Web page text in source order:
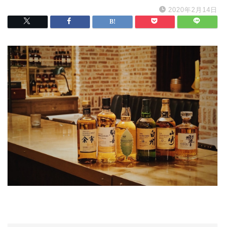
2020年2月14日